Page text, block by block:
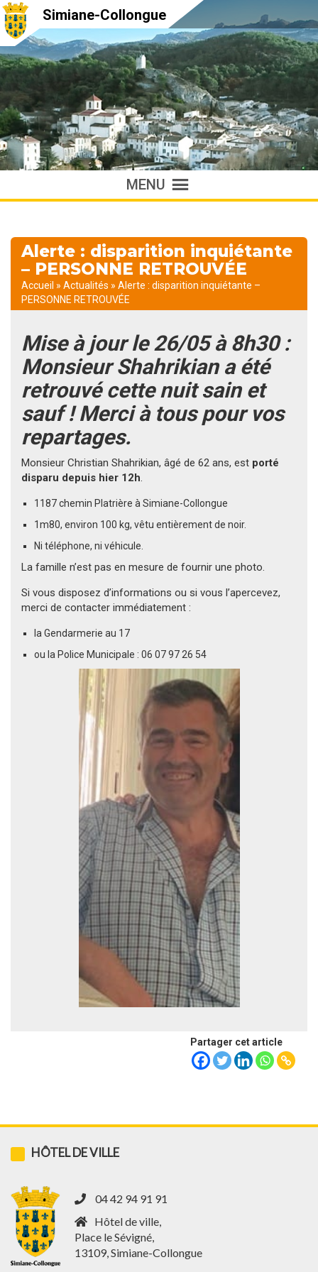
Simiane-Collongue
MENU
Alerte : disparition inquiétante
– PERSONNE RETROUVÉE
Accueil » Actualités » Alerte : disparition inquiétante –
PERSONNE RETROUVÉE
Mise à jour le 26/05 à 8h30 :
Monsieur Shahrikian a été
retrouvé cette nuit sain et
sauf ! Merci à tous pour vos
repartages.
Monsieur Christian Shahrikian, âgé de 62 ans, est porté
disparu depuis hier 12h.
1187 chemin Platrière à Simiane-Collongue
1m80, environ 100 kg, vêtu entièrement de noir.
Ni téléphone, ni véhicule.
La famille n’est pas en mesure de fournir une photo.
Si vous disposez d’informations ou si vous l’apercevez,
merci de contacter immédiatement :
la Gendarmerie au 17
ou la Police Municipale : 06 07 97 26 54
Partager cet article
HÔTEL DE VILLE
04 42 94 91 91
Hôtel de ville,
Place le Sévigné,
13109, Simiane-Collongue